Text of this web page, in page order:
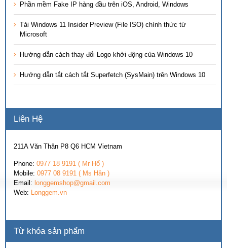
Phần mềm Fake IP hàng đầu trên iOS, Android, Windows
Tải Windows 11 Insider Preview (File ISO) chính thức từ
Microsoft
Hướng dẫn cách thay đổi Logo khởi động của Windows 10
Hướng dẫn tắt cách tắt Superfetch (SysMain) trên Windows 10
Liên Hệ
211A Văn Thân P8 Q6 HCM Vietnam
Phone: 0977 18 9191 ( Mr Hổ )
Mobile: 0977 08 9191 ( Ms Hân )
Email: longgemshop@gmail.com
Web: Longgem.vn
Từ khóa sản phẩm